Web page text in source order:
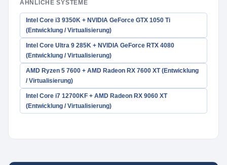
ÄHNLICHE SYSTEME
Intel Core i3 9350K + NVIDIA GeForce GTX 1050 Ti
(Entwicklung / Virtualisierung)
Intel Core Ultra 9 285K + NVIDIA GeForce RTX 4080
(Entwicklung / Virtualisierung)
AMD Ryzen 5 7600 + AMD Radeon RX 7600 XT (Entwicklung
/ Virtualisierung)
Intel Core i7 12700KF + AMD Radeon RX 9060 XT
(Entwicklung / Virtualisierung)